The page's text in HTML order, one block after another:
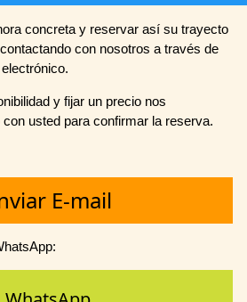
concreta y reservar así su trayecto
con nosotros a través de
y fijar un precio nos
usted para confirmar la reserva.
E-mail